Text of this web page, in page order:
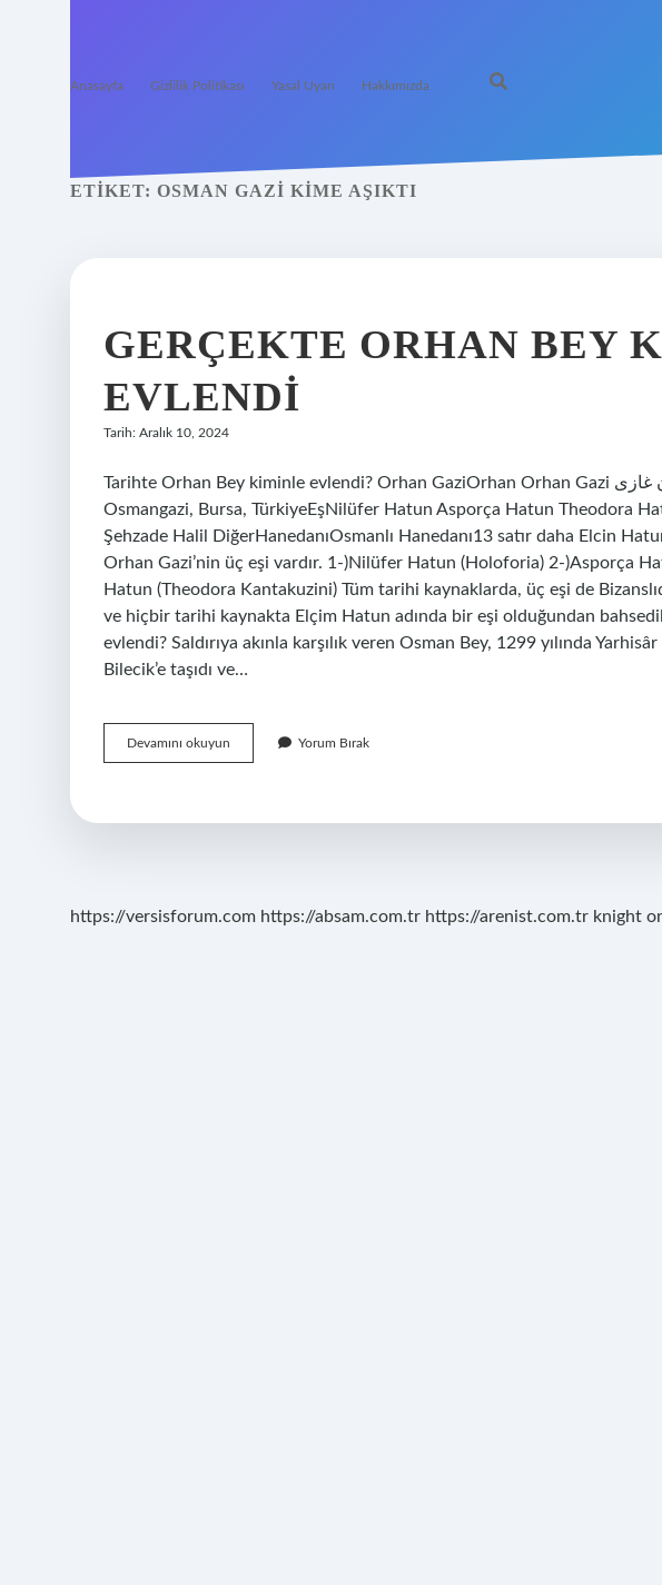
Anasayfa Gizlilik Politikası Yasal Uyarı Hakkımızda
ETIKET: OSMAN GAZI KIME AŞIKTI
GERÇEKTE ORHAN BEY
EVLENDI
Tarih: Aralık 10, 2024
Tarihte Orhan Bey kiminle evlendi? Orhan GaziOrhan Orhan Gazi اورخان غازیCenaze Orhan Gazi Türbesi,
Osmangazi, Bursa, TürkiyeEşNilüfer Hatun Asporça Hatun Theodora
Şehzade Halil DiğerHanedanıOsmanlı Hanedanı13 satır daha Elcin
Orhan Gazi’nin üç eşi vardır. 1-)Nilüfer Hatun (Holoforia) 2-)Asporça
Hatun (Theodora Kantakuzini) Tüm tarihi kaynaklarda, üç eşi de
ve hiçbir tarihi kaynakta Elçim Hatun adında bir eşi olduğundan
evlendi? Saldırıya akınla karşılık veren Osman Bey, 1299 yılında
Bilecik’e taşıdı ve…
Devamını okuyun Gerçekte
Orhan
Evlendi
Yorum Bırak
https://versisforum.com https://absam.com.tr https://arenist.com.tr knight